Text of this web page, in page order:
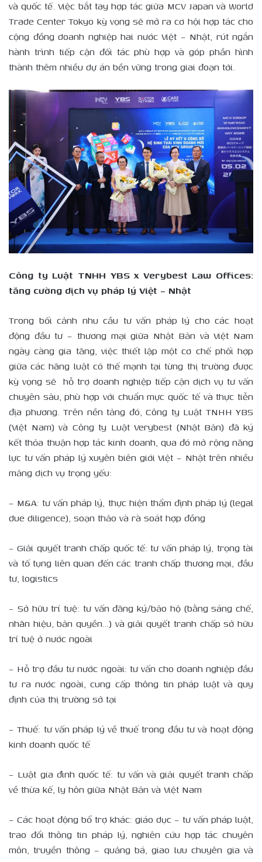
và quốc tế. Việc bắt tay hợp tác giữa MCV Japan và World
Trade Center Tokyo kỳ vọng sẽ mở ra cơ hội hợp tác cho
cộng đồng doanh nghiệp hai nước Việt – Nhật, rút ngắn
hành trình tiếp cận đối tác phù hợp và góp phần hình
thành thêm nhiều dự án bền vững trong giai đoạn tới.
Công ty Luật TNHH YBS x Verybest Law Offices:
tăng cường dịch vụ pháp lý Việt – Nhật
Trong bối cảnh nhu cầu tư vấn pháp lý cho các hoạt
động đầu tư – thương mại giữa Nhật Bản và Việt Nam
ngày càng gia tăng, việc thiết lập một cơ chế phối hợp
giữa các hãng luật có thế mạnh tại từng thị trường được
kỳ vọng sẽ hỗ trợ doanh nghiệp tiếp cận dịch vụ tư vấn
chuyên sâu, phù hợp với chuẩn mực quốc tế và thực tiễn
địa phương. Trên nền tảng đó, Công ty Luật TNHH YBS
(Việt Nam) và Công ty Luật Verybest (Nhật Bản) đã ký
kết thỏa thuận hợp tác kinh doanh, qua đó mở rộng năng
lực tư vấn pháp lý xuyên biên giới Việt – Nhật trên nhiều
mảng dịch vụ trọng yếu:
– M&A: tư vấn pháp lý, thực hiện thẩm định pháp lý (legal
due diligence), soạn thảo và rà soát hợp đồng
– Giải quyết tranh chấp quốc tế: tư vấn pháp lý, trọng tài
và tố tụng liên quan đến các tranh chấp thương mại, đầu
tư, logistics
– Sở hữu trí tuệ: tư vấn đăng ký/bảo hộ (bằng sáng chế,
nhãn hiệu, bản quyền…) và giải quyết tranh chấp sở hữu
trí tuệ ở nước ngoài
– Hỗ trợ đầu tư nước ngoài: tư vấn cho doanh nghiệp đầu
tư ra nước ngoài, cung cấp thông tin pháp luật và quy
định của thị trường sở tại
– Thuế: tư vấn pháp lý về thuế trong đầu tư và hoạt động
kinh doanh quốc tế
– Luật gia đình quốc tế: tư vấn và giải quyết tranh chấp
về thừa kế, ly hôn giữa Nhật Bản và Việt Nam
– Các hoạt động bổ trợ khác: giáo dục – tư vấn pháp luật,
trao đổi thông tin pháp lý, nghiên cứu hợp tác chuyên
môn, truyền thông – quảng bá, giao lưu chuyên gia và